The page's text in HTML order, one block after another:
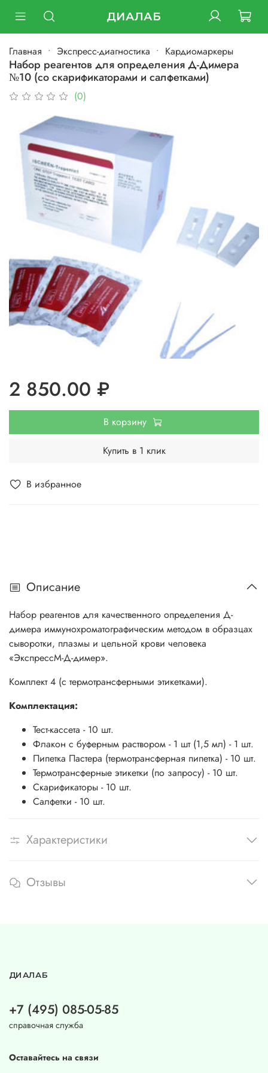
ДИАЛАБ
Главная Экспресс-диагностика Кардиомаркеры
Набор реагентов для определения Д-Димера
№10 (со скарификаторами и салфетками)
(0)
В избранное
2 850.00 ₽
В корзину
Купить в 1 клик
Описание
Набор реагентов для качественного определения Д-
димера иммунохроматографическим методом в образцах
сыворотки, плазмы и цельной крови человека
«ЭкспрессМ-Д-димер».
Комплект 4 (с термотрансферными этикетками).
Комплектация:
Тест-кассета - 10 шт.
Флакон с буферным раствором - 1 шт (1,5 мл) - 1 шт.
Пипетка Пастера (термотрансферная пипетка) - 10 шт.
Термотрансферные этикетки (по запросу) - 10 шт.
Скарификаторы - 10 шт.
Салфетки - 10 шт.
Характеристики
Отзывы
ДИАЛАБ
+7 (495) 085-05-85
справочная служба
Оставайтесь на связи